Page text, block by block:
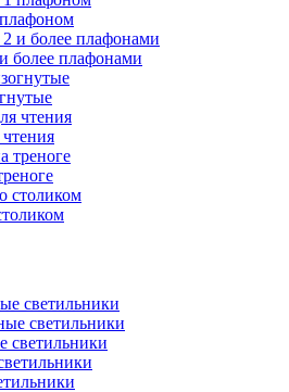
более плафонами
светильники
светильники